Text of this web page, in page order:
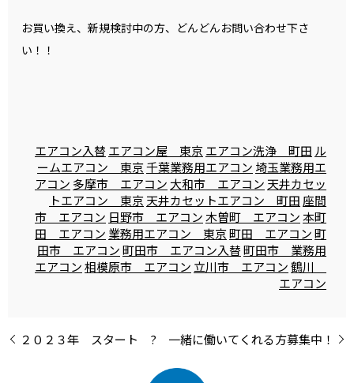
お買い換え、新規検討中の方、どんどんお問い合わせ下さ
い！！
エアコン入替 エアコン屋 東京エアコン洗浄 町田 ル
ームエアコン 東京千葉業務用エアコン 埼玉業務用エ
アコン 多摩市 エアコン 大和市 エアコン 天井カセッ
トエアコン 東京天井カセットエアコン 町田 座間
市 エアコン 日野市 エアコン木曽町 エアコン本町
田 エアコン 業務用エアコン 東京町田 エアコン町
田市 エアコン町田市 エアコン入替町田市 業務用
エアコン相模原市 エアコン 立川市 エアコン鶴川
エアコン
２０２３年 スタート ? 一緒に働いてくれる方募集中！